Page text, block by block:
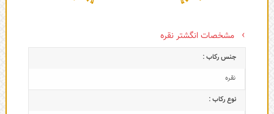
مشخصات انگشتر نقره
جنس رکاب :
نقره
نوع رکاب :